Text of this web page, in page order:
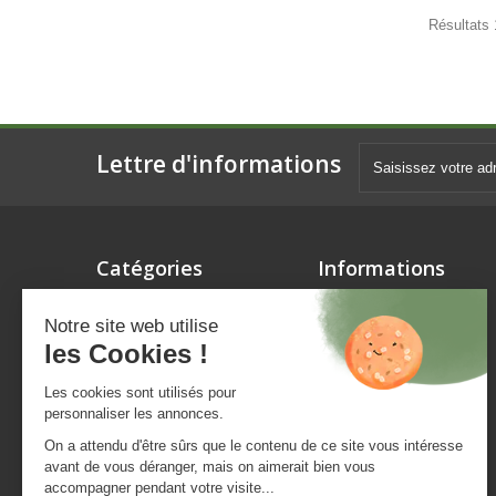
Notre site web utilise
les Cookies !
Les cookies sont utilisés pour
personnaliser les annonces.
On a attendu d'être sûrs que le contenu de ce site vous intéresse
avant de vous déranger, mais on aimerait bien vous
accompagner pendant votre visite...
Résultats
Lettre d'informations
Catégories
DISCOVERY
DEFENDER
FREELANDER
TOUT TERRAIN
PERFORMANCE
OUTILLAGE ET
Informations
Contactez-nous
Livraison
Mentions légales
Conditions d'utilisation
Paiement sécurisé